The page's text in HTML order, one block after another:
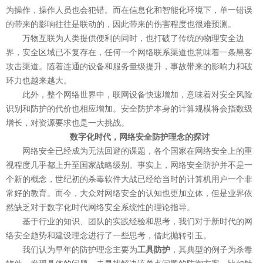
为操作，操作人员也会犯错。而在信息化和智能化环境下，单一错误
的带来的影响往往是联动的，因此带来的伤害程度也很难预测。
万物互联为人类提供便利的同时，也打破了传统的物理安全边
界，安全区域已不复存在，任何一个网络联系渠道也意味着一条黑客
攻击渠道。随着连通的设备和服务量级提升，事故带来的影响力和破
环力也越来越大。
此外，整个网络世界中，联网设备快速增加，意味着对安全风险
识别和防护的代价也相应增加。安全防护本身的计算规模将会指数级
增长，对资源要求也是一大挑战。
数字化时代，网络安全防护理念的探讨
网络安全已经成为无法回避的课题，各个国家在网络安全上的重
视程度几乎都上升至国家战略级别。事实上，网络安全防护并不是一
个新的概念，世纪初的杀毒软件大战已经给当时的计算机用户一个非
常好的教育。而今，大众对网络安全的认知也更加立体，但是业界依
然缺乏对于数字化时代网络安全系统性的理论指导。
基于行业的知识、团队的实践经验和思考，我们对于新时代的网
络安全趋势和建设理念进行了一些思考，借此抛转引玉。
我们认为早年的防护理念主要为工具防护 ，其典型的例子为杀毒